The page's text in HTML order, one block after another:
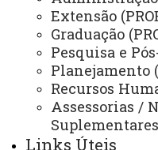
Extensão
Graduação
Pesquisa e
Planejamento
Recursos
Assessorias /
Links Úteis
Secretaria dos Conselhos
PRÓ-REITORIAS
Administração e
Extensão
Graduação